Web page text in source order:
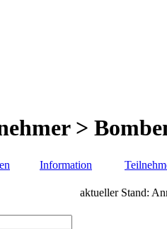
>
Information
aktueller Stand: